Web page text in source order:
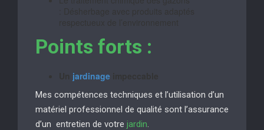
Points forts :
jardinage
Mes compétences techniques et l’utilisation d’un
matériel professionnel de qualité sont l’assurance
d’un entretien de votre jardin.